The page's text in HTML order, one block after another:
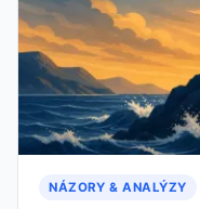
NÁZORY & ANALÝZY